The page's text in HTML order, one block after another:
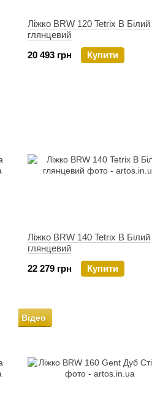
Ліжко BRW 120 Tetrix B Білий
глянцевий
20 493 грн
Купити
Ліжко BRW 140 Tetrix B Білий
глянцевий
22 279 грн
Купити
Відео